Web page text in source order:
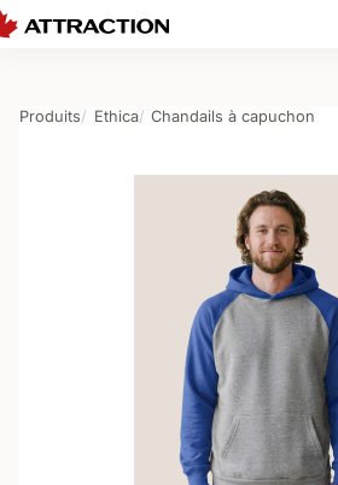
Produits Ethica Chandails à capuchon